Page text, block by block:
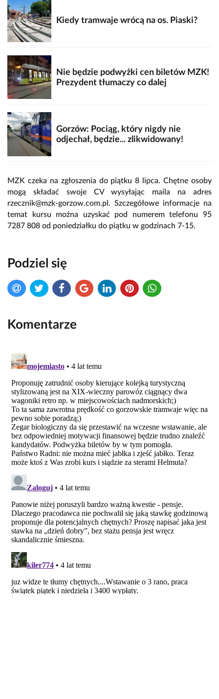
Kiedy tramwaje wrócą na os. Piaski?
Nie będzie podwyżki cen biletów MZK!
Prezydent tłumaczy co dalej
Gorzów: Pociąg, który nigdy nie
odjechał, będzie... zlikwidowany!
MZK czeka na zgłoszenia do piątku 8 lipca. Chętne osoby
mogą składać swoje CV wysyłając maila na adres
rzecznik@mzk-gorzow.com.pl. Szczegółowe informacje na
temat kursu można uzyskać pod numerem telefonu 95
7287 808 od poniedziałku do piątku w godzinach 7-15.
Podziel się
Komentarze